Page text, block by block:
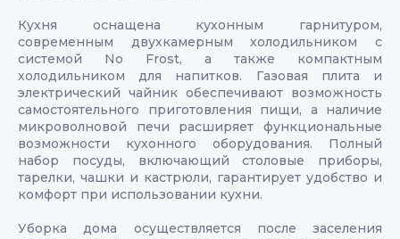
Кухня оснащена кухонным гарнитуром,
современным двухкамерным холодильником с
системой No Frost, а также компактным
холодильником для напитков. Газовая плита и
электрический чайник обеспечивают возможность
самостоятельного приготовления пищи, а наличие
микроволновой печи расширяет функциональные
возможности кухонного оборудования. Полный
набор посуды, включающий столовые приборы,
тарелки, чашки и кастрюли, гарантирует удобство и
комфорт при использовании кухни.
Уборка дома осуществляется после заселения